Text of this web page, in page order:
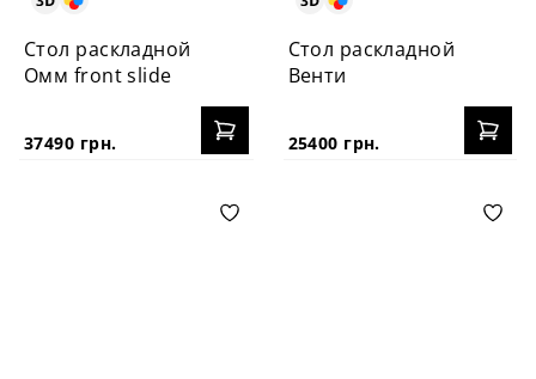
Стол раскладной
Омм front slide
37490 грн.
Стол раскладной
Венти
25400 грн.